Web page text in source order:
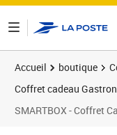
Accueil boutique
Coffret cadeau
SMARTBOX - Coffret